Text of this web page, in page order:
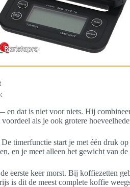
dat is niet voor niets. Hij
als je ook grotere
timerfunctie start je met één
en je meet alleen het gewicht van
eerste keer morst. Bij koffiezetten
is dit de meest complete koffie